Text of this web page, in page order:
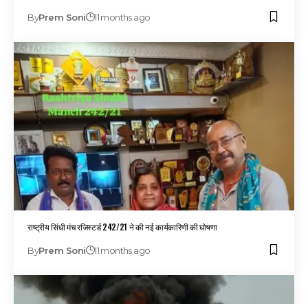
ByPrem Soni 11 months ago
राष्ट्रीय सिंधी मंच रजिस्टर्ड 242/21 ने की नई कार्यकारिणी की घोषणा
ByPrem Soni 11 months ago